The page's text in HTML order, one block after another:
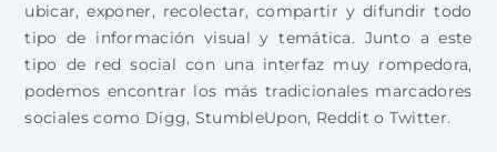
ubicar, exponer, recolectar, compartir y difundir todo
tipo de información visual y temática. Junto a este
tipo de red social con una interfaz muy rompedora,
podemos encontrar los más tradicionales marcadores
sociales como Digg, StumbleUpon, Reddit o Twitter.